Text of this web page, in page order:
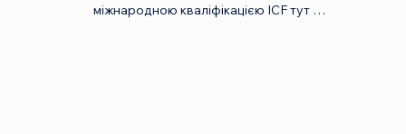
міжнародною кваліфікацією ICF тут